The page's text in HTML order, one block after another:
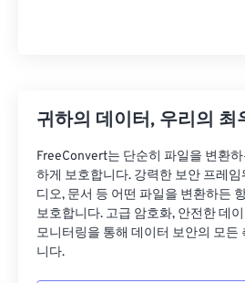
귀하의 데이터, 우리의 최
FreeConvert는 단순히 파일을 변환
하게 보호합니다. 강력한 보안 프레임
디오, 문서 등 어떤 파일을 변환하든
보호합니다. 고급 암호화, 안전한 데
모니터링을 통해 데이터 보안의 모든
니다.